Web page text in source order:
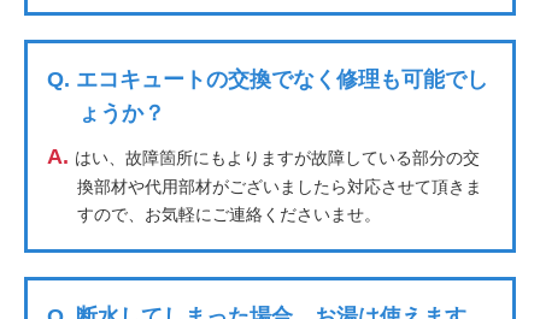
Q. エコキュートの交換でなく修理も可能でし
ょうか？
A. はい、故障箇所にもよりますが故障している部分の交
換部材や代用部材がございましたら対応させて頂きま
すので、お気軽にご連絡くださいませ。